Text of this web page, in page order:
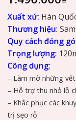
Xuất xứ: Hàn
Thương hiệu:
Quy cách đóng
Trọng lượng:
Công dụng:
– Làm mờ những
– Hỗ trợ thu nhỏ lỗ
– Khắc phục các
trị sẹo rỗ.